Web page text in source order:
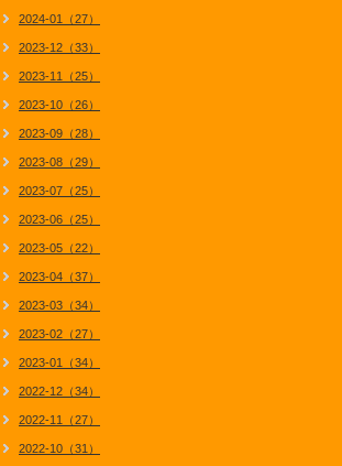
2024-01（27）
2023-12（33）
2023-11（25）
2023-10（26）
2023-09（28）
2023-08（29）
2023-07（25）
2023-06（25）
2023-05（22）
2023-04（37）
2023-03（34）
2023-02（27）
2023-01（34）
2022-12（34）
2022-11（27）
2022-10（31）